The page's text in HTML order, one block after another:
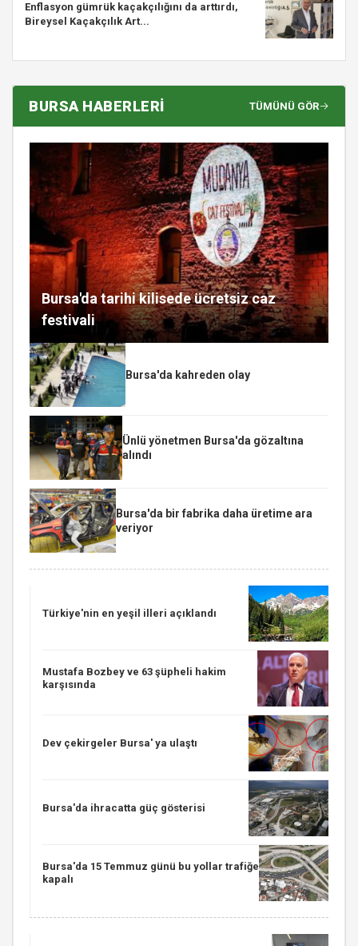
Enflasyon gümrük kaçakçılığını da arttırdı,
Bireysel Kaçakçılık Art...
BURSA HABERLERİ TÜMÜNÜ GÖR
Bursa'da tarihi kilisede ücretsiz caz
festivali
Bursa'da kahreden olay
Ünlü yönetmen Bursa'da gözaltına
alındı
Bursa'da bir fabrika daha üretime ara
veriyor
Türkiye'nin en yeşil illeri açıklandı
Mustafa Bozbey ve 63 şüpheli hakim
karşısında
Dev çekirgeler Bursa' ya ulaştı
Bursa'da ihracatta güç gösterisi
Bursa'da 15 Temmuz günü bu yollar trafiğe
kapalı